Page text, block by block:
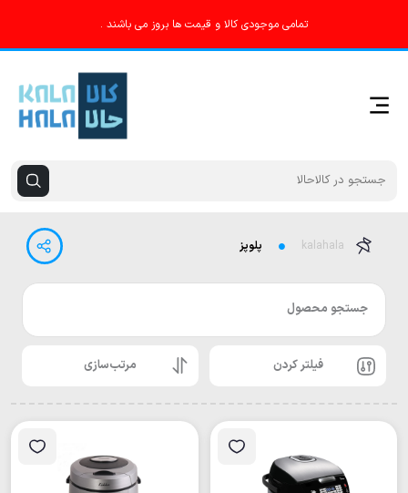
تمامی موجودی کالا و قیمت ها بروز می باشند .
kalahala پلوپز
جستجو محصول
فیلتر کردن مرتب‌سازی